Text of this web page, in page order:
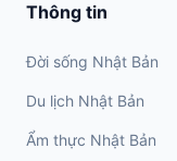
Thông tin
Đời sống Nhật Bản
Du lịch Nhật Bản
Ẩm thực Nhật Bản